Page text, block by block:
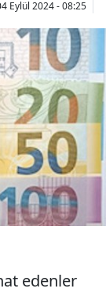
Eylül 2024 - 08:25
edenler